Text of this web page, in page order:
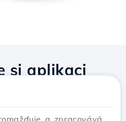
a zpracovává
si aplikaci